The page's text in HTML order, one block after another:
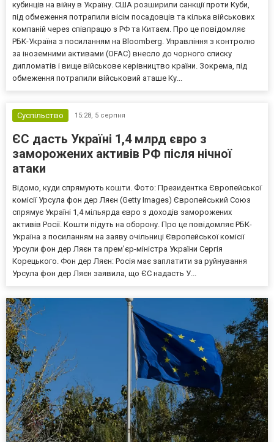
кубинців на війну в Україну. США розширили санкції проти Куби,
під обмеження потрапили вісім посадовців та кілька військових
компаній через співпрацю з РФ та Китаєм. Про це повідомляє
РБК-Україна з посиланням на Bloomberg. Управління з контролю
за іноземними активами (OFAC) внесло до чорного списку
дипломатів і вище військове керівництво країни. Зокрема, під
обмеження потрапили військовий аташе Ку...
Суспільство 15:28, 5 серпня
ЄС дасть Україні 1,4 млрд євро з
заморожених активів РФ після нічної
атаки
Відомо, куди спрямують кошти. Фото: Президентка Європейської
комісії Урсула фон дер Ляєн (Getty Images) Європейський Союз
спрямує Україні 1,4 мільярда євро з доходів заморожених
активів Росії. Кошти підуть на оборону. Про це повідомляє РБК-
Україна з посиланням на заяву очільниці Європейської комісії
Урсули фон дер Ляєн та прем'єр-міністра України Сергія
Корецького. Фон дер Ляєн: Росія має заплатити за руйнування
Урсула фон дер Ляєн заявила, що ЄС надасть У...